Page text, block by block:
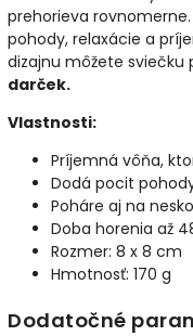
prehorieva
pohody, relaxácie a
dizajnu môžete sviečku
darček.
Vlastnosti:
Príjemná vôňa,
Dodá pocit
Poháre aj na
Doba horenia až
Rozmer: 8 x 8 cm
Hmotnosť: 170 g
Dodatočné